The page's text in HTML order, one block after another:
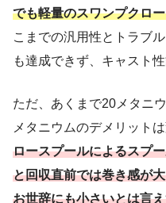
でも軽量のスワンプクロ
こまでの汎用性とトラブ
も達成できず、キャスト
ただ、あくまで20メタニ
メタニウムのデメリット
ロースプールによるスプ
と回収直前では巻き感が
お世辞にも小さいとは言